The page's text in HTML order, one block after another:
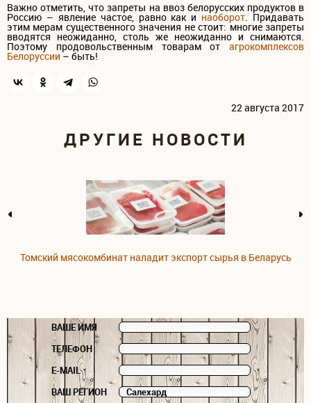
Важно отметить, что запреты на ввоз белорусских продуктов в
Россию – явление частое, равно как и наоборот. Придавать
этим мерам существенного значения не стоит: многие запреты
вводятся неожиданно, столь же неожиданно и снимаются.
Поэтому продовольственным товарам от агрокомплексов
Белоруссии – быть!
22 августа 2017
ДРУГИЕ НОВОСТИ
Томский мясокомбинат наладит экспорт сырья в Беларусь
ВАШЕ ИМЯ
ТЕЛЕФОН
E-MAIL
ВАШ РЕГИОН